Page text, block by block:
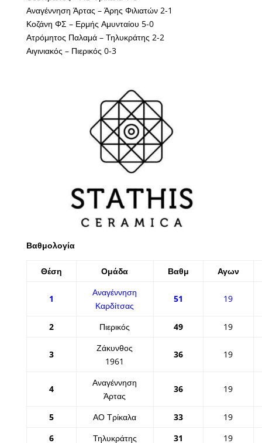
Αναγέννηση Άρτας – Άρης Φιλιατών 2-1
Κοζάνη ΦΣ – Ερμής Αμυνταίου 5-0
Ατρόμητος Παλαμά – Τηλυκράτης 2-2
Αιγινιακός – Πιερικός 0-3
Βαθμολογία
Θέση Ομάδα Βαθμ Αγων
1
Αναγέννηση
Καρδίτσας
51 19
2 Πιερικός 49 19
3
Ζάκυνθος
1961
36 19
4
Αναγέννηση
Άρτας
36 19
5 ΑΟ Τρίκαλα 33
19
6
Τηλυκράτης 31 19